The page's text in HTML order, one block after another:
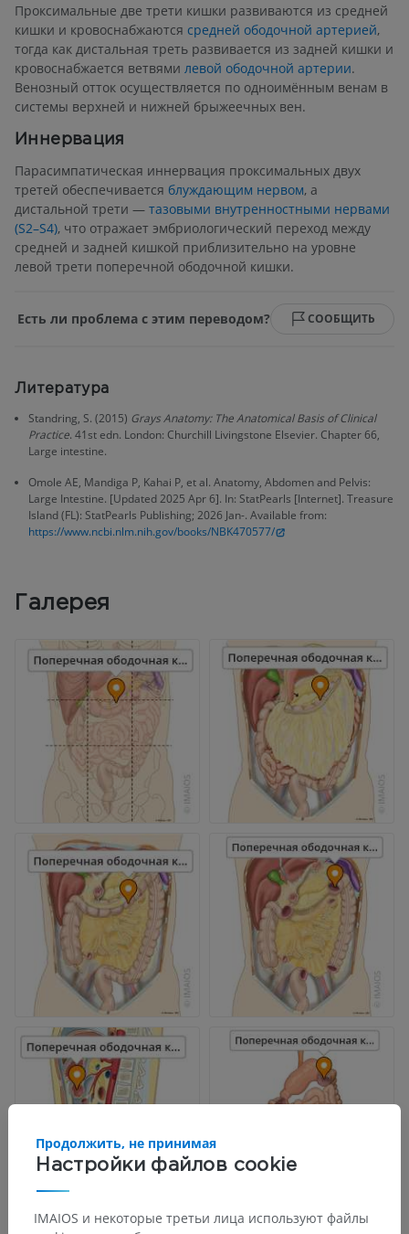
Проксимальные две трети кишки развиваются из средней
кишки и кровоснабжаются средней ободочной артерией,
тогда как дистальная треть развивается из задней кишки и
кровоснабжается ветвями левой ободочной артерии.
Венозный отток осуществляется по одноимённым венам в
системы верхней и нижней брыжеечных вен.
Иннервация
Парасимпатическая иннервация проксимальных двух
третей обеспечивается блуждающим нервом, а
дистальной трети — тазовыми внутренностными нервами
(S2–S4), что отражает эмбриологический переход между
средней и задней кишкой приблизительно на уровне
левой трети поперечной ободочной кишки.
Есть ли проблема с этим переводом? СООБЩИТЬ
Литература
Standring, S. (2015) Grays Anatomy: The Anatomical Basis of Clinical
Practice. 41st edn. London: Churchill Livingstone Elsevier. Chapter 66,
Large intestine.
Omole AE, Mandiga P, Kahai P, et al. Anatomy, Abdomen and Pelvis:
Large Intestine. [Updated 2025 Apr 6]. In: StatPearls [Internet]. Treasure
Island (FL): StatPearls Publishing; 2026 Jan-. Available from:
https://www.ncbi.nlm.nih.gov/books/NBK470577/
Галерея
Настройки файлов cookie
Продолжить, не принимая
IMAIOS и некоторые третьи лица используют файлы